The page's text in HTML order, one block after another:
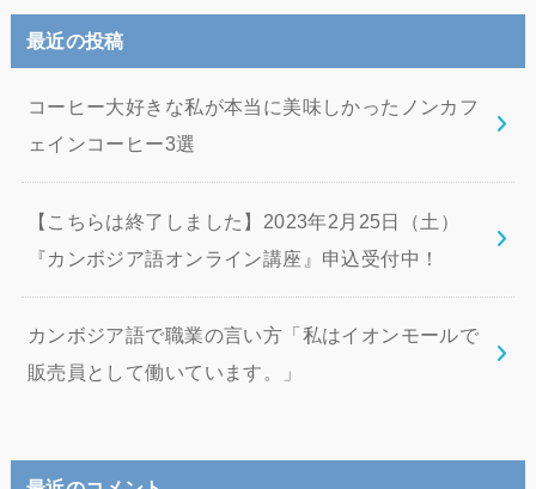
最近の投稿
コーヒー大好きな私が本当に美味しかったノンカフ
ェインコーヒー3選
【こちらは終了しました】2023年2月25日（土）
『カンボジア語オンライン講座』申込受付中！
カンボジア語で職業の言い方「私はイオンモールで
販売員として働いています。」